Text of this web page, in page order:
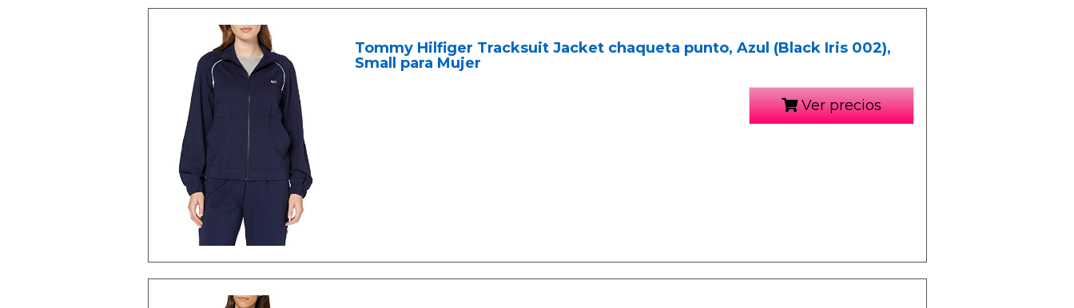
Tommy Hilfiger Tracksuit Jacket chaqueta punto, Azul (Black Iris 002),
Small para Mujer
Ver precios